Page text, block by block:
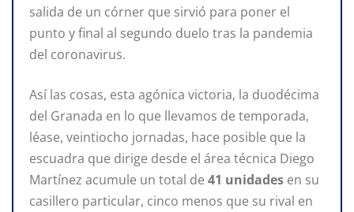
salida de un córner que sirvió para poner el
punto y final al segundo duelo tras la pandemia
del coronavirus.
Así las cosas, esta agónica victoria, la duodécima
del Granada en lo que llevamos de temporada,
léase, veintiocho jornadas, hace posible que la
escuadra que dirige desde el área técnica Diego
Martínez acumule un total de 41 unidades en su
casillero particular, cinco menos que su rival en